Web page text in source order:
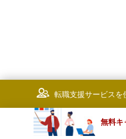
転職支援サービスを
無料キ